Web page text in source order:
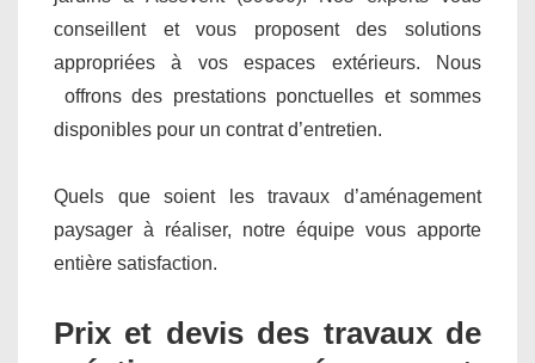
conseillent et vous proposent des solutions
appropriées à vos espaces extérieurs. Nous
offrons des prestations ponctuelles et sommes
disponibles pour un contrat d’entretien.
Quels que soient les travaux d’aménagement
paysager à réaliser, notre équipe vous apporte
entière satisfaction.
Prix et devis des travaux de